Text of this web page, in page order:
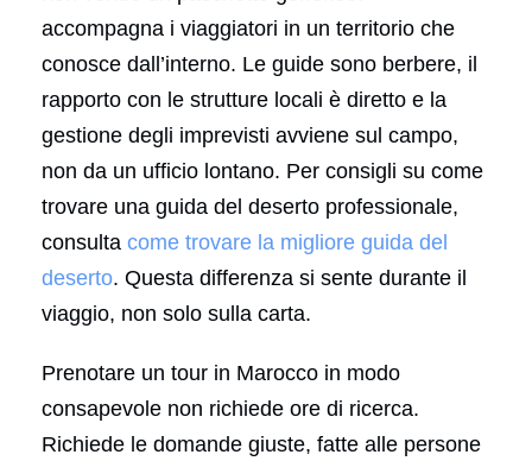
accompagna i viaggiatori in un territorio che
conosce dall’interno. Le guide sono berbere, il
rapporto con le strutture locali è diretto e la
gestione degli imprevisti avviene sul campo,
non da un ufficio lontano. Per consigli su come
trovare una guida del deserto professionale,
consulta come trovare la migliore guida del
deserto. Questa differenza si sente durante il
viaggio, non solo sulla carta.
Prenotare un tour in Marocco in modo
consapevole non richiede ore di ricerca.
Richiede le domande giuste, fatte alle persone